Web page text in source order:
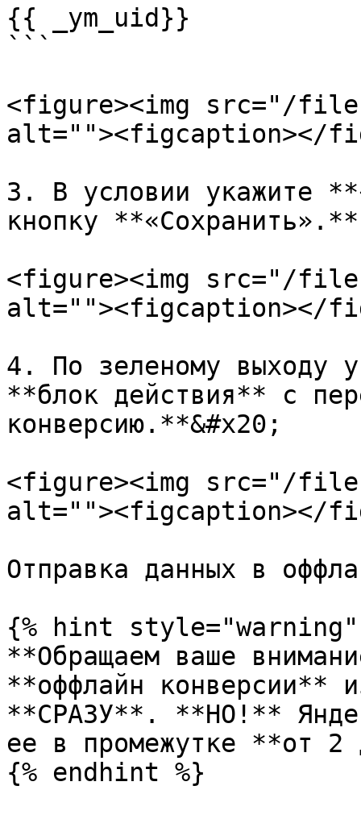
{{ _ym_uid}}
```
<figure><img src="/
alt=""><figcaption></
3. В условии укажите
кнопку **«Сохранить».**
<figure><img src="/files/
alt=""><figcaption></
4. По зеленому выходу
**блок действия** с
конверсию.**&#x20;
<figure><img src="/files/
alt=""><figcaption></
Отправка данных в
{% hint style="warning"
**Обращаем ваше
**оффлайн конверсии**
**СРАЗУ**. **НО!**
ее в промежутке **от
{% endhint %}